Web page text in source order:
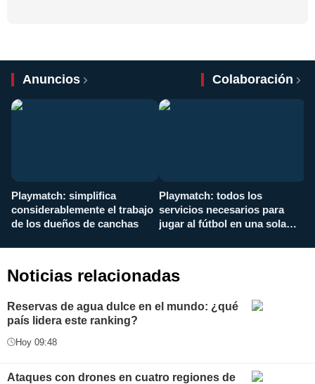
Anuncios Colaboración
Playmatch: simplifica
considerablemente el trabajo
de los dueños de canchas
Playmatch: todos los
servicios necesarios para
jugar al fútbol en una sola
Noticias relacionadas
Reservas de agua dulce en el mundo: ¿qué
país lidera este ranking?
Hoy 09:48
Ataques con drones en cuatro regiones de